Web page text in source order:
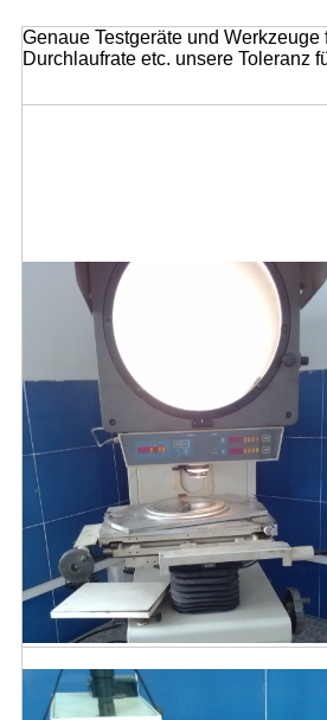
Genaue Testgeräte und
Durchlaufrate etc. unsere Toleranz